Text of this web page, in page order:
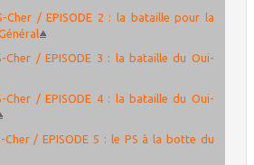
Cher / EPISODE 2 : la bataille pour la
Cher / EPISODE 3 : la bataille du Oui-
Cher / EPISODE 4 : la bataille du Oui-
Cher / EPISODE 5 : le PS à la botte du